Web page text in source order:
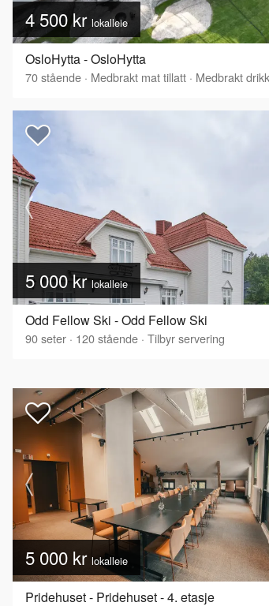
4 500 kr lokalleie
OsloHytta - OsloHytta
70stående · Medbrakt mat tillatt · Medbrakt drikke
5 000 krlokalleie
Odd Fellow Ski - Odd Fellow Ski
90seter · 120stående · Tilbyr servering
5 000 kr lokalleie
Pridehuset - Pridehuset - 4. etasje